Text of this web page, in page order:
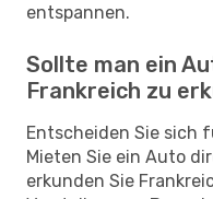
entspannen.
Sollte man ein
Frankreich zu
Entscheiden Sie sich
Mieten Sie ein Auto
erkunden Sie